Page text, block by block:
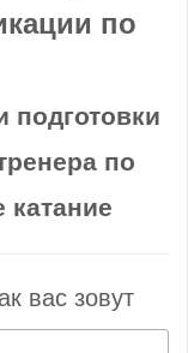
по
подготовки
по
катание
вас зовут